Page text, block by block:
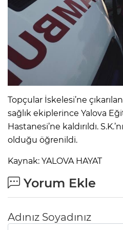
Topçular İskelesi’ne
sağlık ekiplerince Yalova
Hastanesi’ne kaldırıldı.
olduğu öğrenildi.
Kaynak: YALOVA HAYAT
Yorum Ekle
Adınız Soyadınız